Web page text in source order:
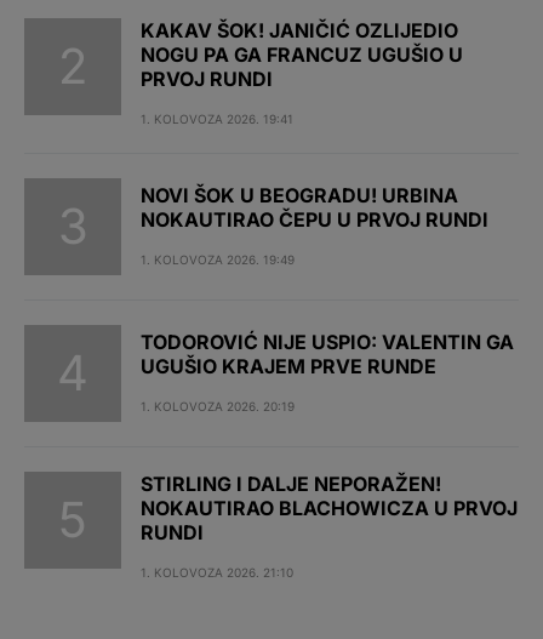
KAKAV ŠOK! JANIČIĆ OZLIJEDIO
NOGU PA GA FRANCUZ UGUŠIO U
PRVOJ RUNDI
1. KOLOVOZA 2026. 19:41
NOVI ŠOK U BEOGRADU! URBINA
NOKAUTIRAO ČEPU U PRVOJ RUNDI
1. KOLOVOZA 2026. 19:49
TODOROVIĆ NIJE USPIO: VALENTIN GA
UGUŠIO KRAJEM PRVE RUNDE
1. KOLOVOZA 2026. 20:19
STIRLING I DALJE NEPORAŽEN!
NOKAUTIRAO BLACHOWICZA U PRVOJ
RUNDI
1. KOLOVOZA 2026. 21:10